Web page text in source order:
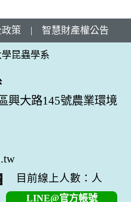
策 | 智慧財產權公告
興大路145號農業環境
目前線上人數：人
LINE@官方帳號